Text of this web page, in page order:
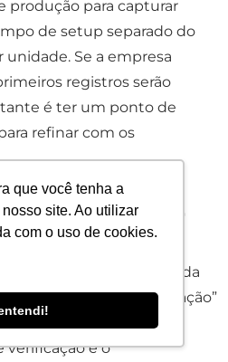
que você tenha a
site. Ao utilizar
com o uso de cookies.
produção para capturar
de setup separado do
Se a empresa
registros serão
é ter um ponto de
refinar com os
de qualidade por
objetivo para cada
“Dentro da especificação”
especifique a
verificação e o